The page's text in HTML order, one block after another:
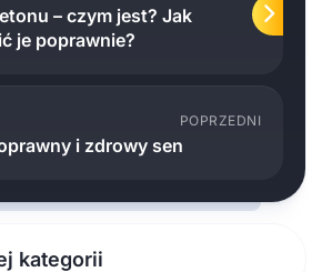
– czym jest? Jak
je poprawnie?
POPRZEDNI
i zdrowy sen
kategorii